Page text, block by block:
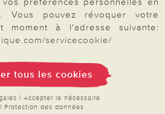
Vous pouvez révoquer votre
moment à l'adresse suivante:
servicecookie/
tous les cookies
| Accepter le nécessaire
| Protection des données